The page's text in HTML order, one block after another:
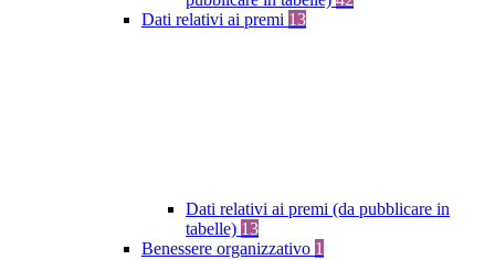
Dati relativi ai premi 13
Dati relativi ai premi (da pubblicare in
tabelle) 13
Benessere organizzativo 1